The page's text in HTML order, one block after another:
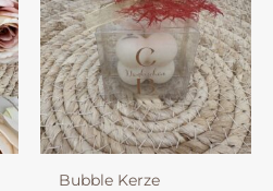
Bubble Kerze